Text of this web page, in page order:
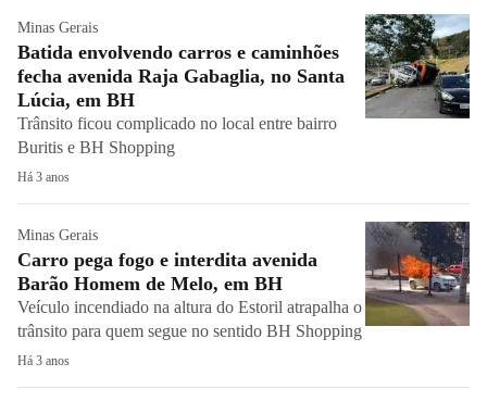
Minas Gerais
Batida envolvendo carros e caminhões
fecha avenida Raja Gabaglia, no Santa
Lúcia, em BH
Trânsito ficou complicado no local entre bairro
Buritis e BH Shopping
Há 3 anos
Minas Gerais
Carro pega fogo e interdita avenida
Barão Homem de Melo, em BH
Veículo incendiado na altura do Estoril atrapalha o
trânsito para quem segue no sentido BH Shopping
Há 3 anos